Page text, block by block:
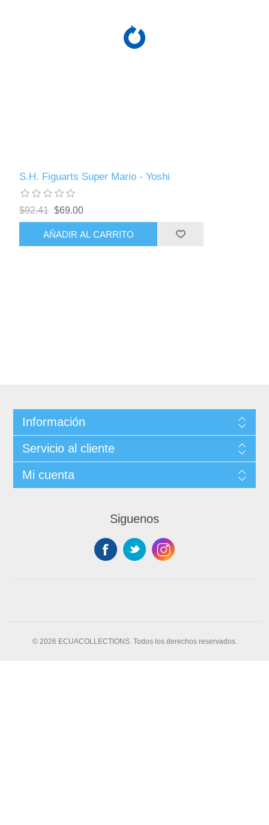
S.H. Figuarts Super Mario - Yoshi
$92.41 $69.00
AÑADIR AL CARRITO
Información
Servicio al cliente
Mi cuenta
Siguenos
© 2026 ECUACOLLECTIONS. Todos los derechos reservados.